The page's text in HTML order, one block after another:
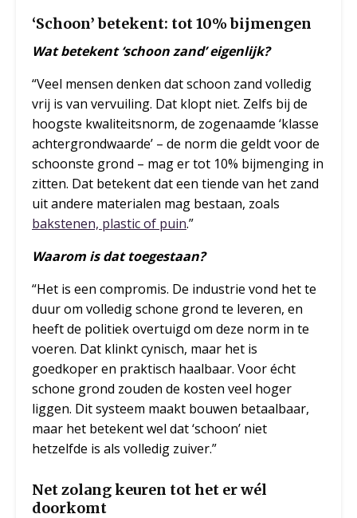
‘Schoon’ betekent: tot 10% bijmengen
Wat betekent ‘schoon zand’ eigenlijk?
“Veel mensen denken dat schoon zand volledig
vrij is van vervuiling. Dat klopt niet. Zelfs bij de
hoogste kwaliteitsnorm, de zogenaamde ‘klasse
achtergrondwaarde’ – de norm die geldt voor de
schoonste grond – mag er tot 10% bijmenging in
zitten. Dat betekent dat een tiende van het zand
uit andere materialen mag bestaan, zoals
bakstenen, plastic of puin.”
Waarom is dat toegestaan?
“Het is een compromis. De industrie vond het te
duur om volledig schone grond te leveren, en
heeft de politiek overtuigd om deze norm in te
voeren. Dat klinkt cynisch, maar het is
goedkoper en praktisch haalbaar. Voor écht
schone grond zouden de kosten veel hoger
liggen. Dit systeem maakt bouwen betaalbaar,
maar het betekent wel dat ‘schoon’ niet
hetzelfde is als volledig zuiver.”
Net zolang keuren tot het er wél
doorkomt